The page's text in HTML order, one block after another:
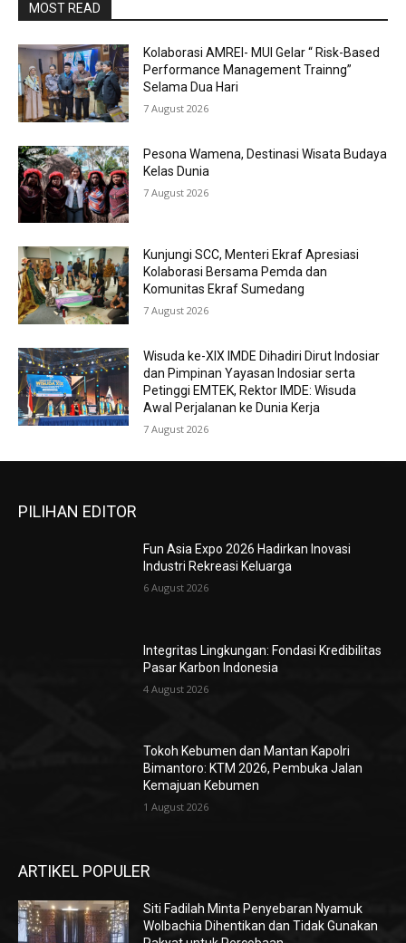
MOST READ
Kolaborasi AMREI- MUI Gelar “ Risk-Based
Performance Management Trainng”
Selama Dua Hari
7 August 2026
Pesona Wamena, Destinasi Wisata Budaya
Kelas Dunia
7 August 2026
Kunjungi SCC, Menteri Ekraf Apresiasi
Kolaborasi Bersama Pemda dan
Komunitas Ekraf Sumedang
7 August 2026
Wisuda ke-XIX IMDE Dihadiri Dirut Indosiar
dan Pimpinan Yayasan Indosiar serta
Petinggi EMTEK, Rektor IMDE: Wisuda
Awal Perjalanan ke Dunia Kerja
7 August 2026
PILIHAN EDITOR
Fun Asia Expo 2026 Hadirkan Inovasi
Industri Rekreasi Keluarga
6 August 2026
Integritas Lingkungan: Fondasi Kredibilitas
Pasar Karbon Indonesia
4 August 2026
Tokoh Kebumen dan Mantan Kapolri
Bimantoro: KTM 2026, Pembuka Jalan
Kemajuan Kebumen
1 August 2026
ARTIKEL POPULER
Siti Fadilah Minta Penyebaran Nyamuk
Wolbachia Dihentikan dan Tidak Gunakan